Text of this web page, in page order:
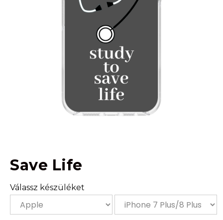
Save Life
Válassz készüléket